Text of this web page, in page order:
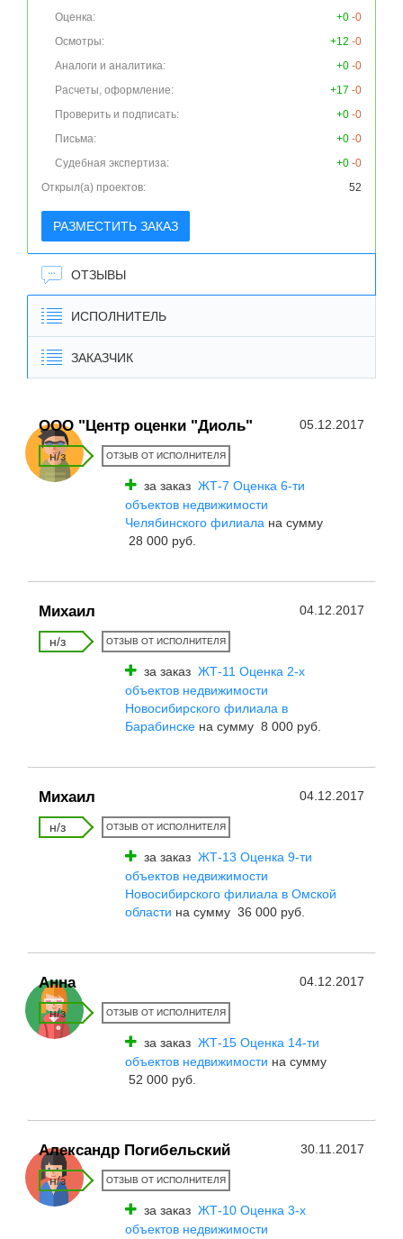
Оценка:
+0 -0
Осмотры:
+12 -0
Аналоги и аналитика:
+0 -0
Расчеты, оформление:
+17 -0
Проверить и подписать:
+0 -0
Письма:
+0 -0
Судебная экспертиза:
+0 -0
Открыл(а) проектов:
52
РАЗМЕСТИТЬ ЗАКАЗ
ОТЗЫВЫ
ИСПОЛНИТЕЛЬ
ЗАКАЗЧИК
ООО "Центр оценки "Диоль" 05.12.2017
н/з ОТЗЫВ ОТ ИСПОЛНИТЕЛЯ
за заказ ЖТ-7 Оценка 6-ти
объектов недвижимости
Челябинского филиала на сумму
28 000 руб.
Михаил 04.12.2017
н/з ОТЗЫВ ОТ ИСПОЛНИТЕЛЯ
за заказ ЖТ-11 Оценка 2-x
объектов недвижимости
Новосибирского филиала в
Барабинске на сумму 8 000 руб.
Михаил 04.12.2017
н/з ОТЗЫВ ОТ ИСПОЛНИТЕЛЯ
за заказ ЖТ-13 Оценка 9-ти
объектов недвижимости
Новосибирского филиала в Омской
области на сумму 36 000 руб.
Анна 04.12.2017
н/з ОТЗЫВ ОТ ИСПОЛНИТЕЛЯ
за заказ ЖТ-15 Оценка 14-ти
объектов недвижимости на сумму
52 000 руб.
Александр Погибельский 30.11.2017
н/з ОТЗЫВ ОТ ИСПОЛНИТЕЛЯ
за заказ ЖТ-10 Оценка 3-x
объектов недвижимости